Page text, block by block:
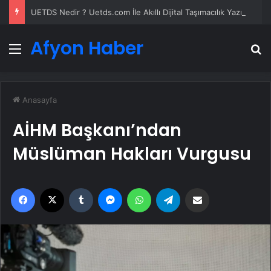
Menü
Afyon Haber
Anasayfa
AİHM Başkanı’ndan
Müslüman Hakları Vurgusu
Facebook Tumblr MessengerWhatsApp